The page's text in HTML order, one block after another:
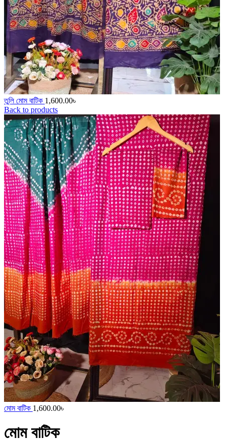
তুলি মোম বাটিক 1,600.00৳
Back to products
মোম বাটিক 1,600.00৳
মোম বাটিক